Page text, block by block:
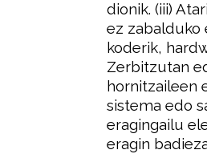
dionik. (iii)
ez zabalduko
koderik,
Zerbitzutan
hornitzaileen
sistema edo
eragingailu
eragin